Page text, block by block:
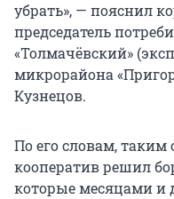
убрать», — пояснил
председатель
«Толмачёвский»
микрорайона
Кузнецов.
По его словам, таким
кооператив решил
которые месяцами и